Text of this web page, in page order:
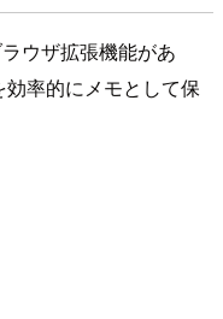
ウザ拡張機能があ
率的にメモとして保